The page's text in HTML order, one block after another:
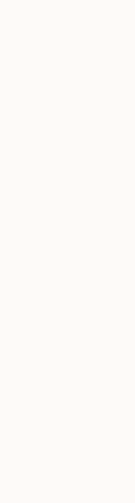
vigilance
et de
le
approches.
intuitif
tout en